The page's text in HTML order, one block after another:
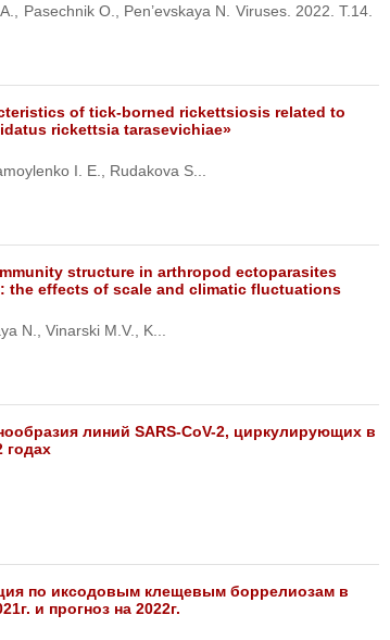
Pasechnik O., Pen’evskaya N. Viruses. 2022. T.14.
of tick-borned rickettsiosis related to
rickettsia tarasevichiae»
I. E., Rudakova S...
structure in arthropod ectoparasites
the effects of scale and climatic fluctuations
N., Vinarski M.V., K...
линий SARS-CoV-2, циркулирующих в
годах
по иксодовым клещевым боррелиозам в
и прогноз на 2022г.